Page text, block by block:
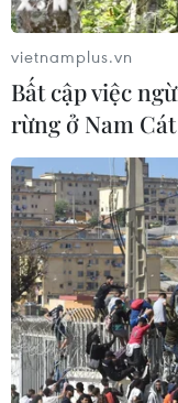
vietnamplus.vn
Bất cập việc
rừng ở Nam